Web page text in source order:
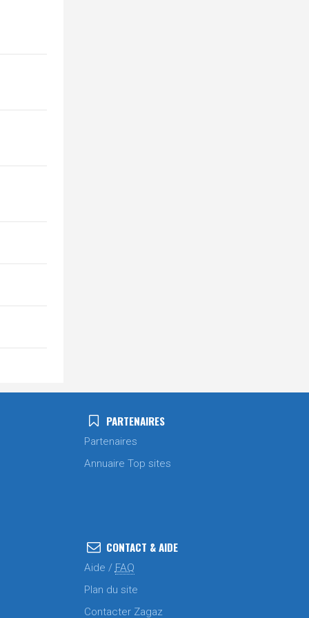
PARTENAIRES
Partenaires
Annuaire Top sites
CONTACT & AIDE
Aide / FAQ
Plan du site
Contacter Zagaz